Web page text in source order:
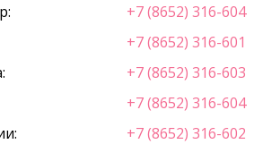
+7 (8652) 316-604
+7 (8652) 316-601
+7 (8652) 316-603
+7 (8652) 316-604
+7 (8652) 316-602